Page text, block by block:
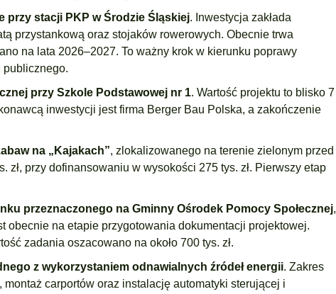
przy stacji PKP w Środzie Śląskiej. Inwestycja zakłada
przystankową oraz stojaków rowerowych. Obecnie trwa
na lata 2026–2027. To ważny krok w kierunku poprawy
publicznego.
przy Szkole Podstawowej nr 1. Wartość projektu to blisko 7
inwestycji jest firma Berger Bau Polska, a zakończenie
na „Kajakach”, zlokalizowanego na terenie zielonym przed
przy dofinansowaniu w wysokości 275 tys. zł. Pierwszy etap
przeznaczonego na Gminny Ośrodek Pomocy Społecznej,
obecnie na etapie przygotowania dokumentacji projektowej.
zadania oszacowano na około 700 tys. zł.
z wykorzystaniem odnawialnych źródeł energii. Zakres
carportów oraz instalację automatyki sterującej i